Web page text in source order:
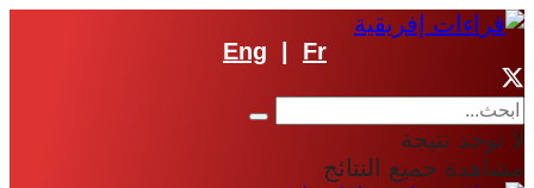
Eng Fr
لا توجد نتيجة
مشاهدة جميع النتائج